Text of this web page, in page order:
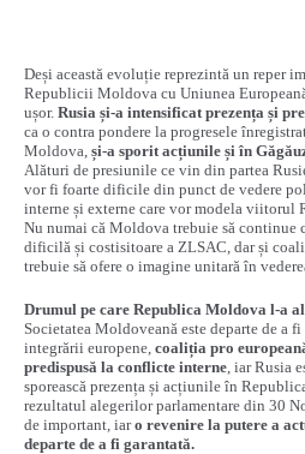
Deși această evoluție reprezintă un reper
Republicii Moldova cu Uniunea
ușor. Rusia și-a intensificat prezența și
ca o contra pondere la progresele
Moldova, și-a sporit acțiunile și în
Alături de presiunile ce vin din partea
vor fi foarte dificile din punct de vedere
interne și externe care vor modela
Nu numai că Moldova trebuie să continue
dificilă și costisitoare a ZLSAC, dar și
trebuie să ofere o imagine unitară în
Drumul pe care Republica Moldova l-a
Societatea Moldoveană este departe de a
integrării europene, coaliția pro
predispusă la conflicte interne , iar Rusia
sporească prezența și acțiunile în
rezultatul alegerilor parlamentare din 30
de important, iaro revenire la putere a
departe de a fi garantată.